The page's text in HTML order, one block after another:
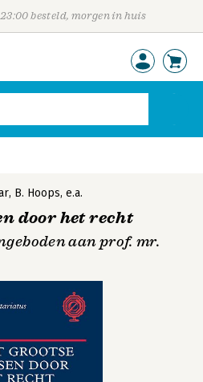
besteld, morgen in huis
, B. Hoops, e.a.
door het recht
aan prof. mr.